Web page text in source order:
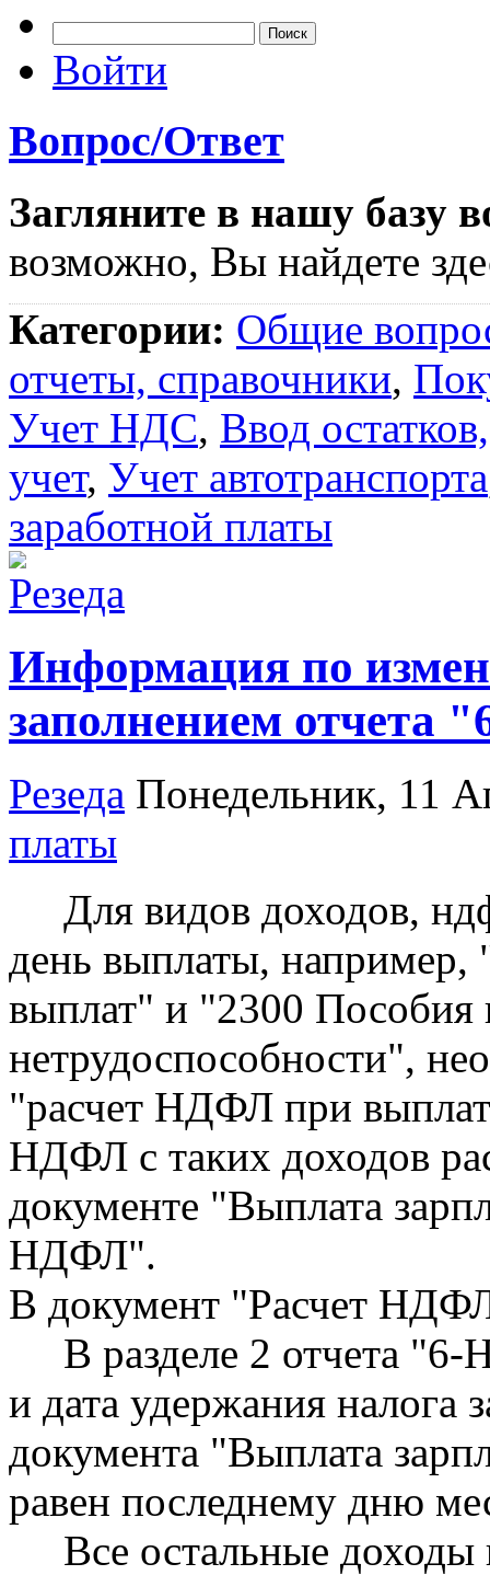
Поиск
Войти
Вопрос/Ответ
Загляните в нашу базу
возможно, Вы найдете
Категории: Общие
отчеты, справочники,
Учет НДС, Ввод
учет, Учет автотранспорта
заработной платы
Информация по
заполнением
Резеда Понедельник, 11
платы
Для видов доходов,
день выплаты,
выплат" и "2300 Пособия
нетрудоспособности",
"расчет НДФЛ при
НДФЛ с таких доходов
документе "Выплата
НДФЛ".
В документ "Расчет
В разделе 2 отчета "6-
и дата удержания налога
документа "Выплата
равен последнему дню
Все остальные доходы